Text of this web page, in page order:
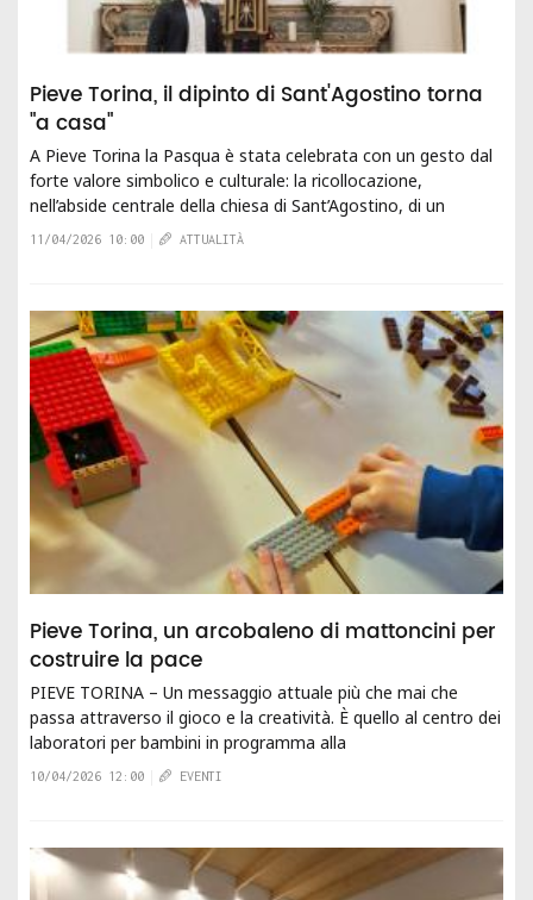
Pieve Torina, il dipinto di Sant'Agostino torna
"a casa"
A Pieve Torina la Pasqua è stata celebrata con un gesto dal
forte valore simbolico e culturale: la ricollocazione,
nell’abside centrale della chiesa di Sant’Agostino, di un
imponente dipinto dedicato a...
11/04/2026 10:00 ATTUALITÀ
Pieve Torina, un arcobaleno di mattoncini per
costruire la pace
PIEVE TORINA – Un messaggio attuale più che mai che
passa attraverso il gioco e la creatività. È quello al centro dei
laboratori per bambini in programma alla
Mattoncinoteca4All, progetto di...
10/04/2026 12:00 EVENTI